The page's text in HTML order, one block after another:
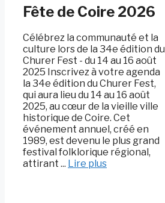
Fête de Coire 2026
Célébrez la communauté et la
culture lors de la 34e édition du
Churer Fest - du 14 au 16 août
2025 Inscrivez à votre agenda
la 34e édition du Churer Fest,
qui aura lieu du 14 au 16 août
2025, au cœur de la vieille ville
historique de Coire. Cet
événement annuel, créé en
1989, est devenu le plus grand
festival folklorique régional,
attirant ... Lire plus